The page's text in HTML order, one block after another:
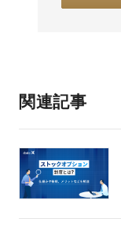
関連記事